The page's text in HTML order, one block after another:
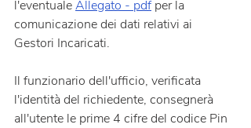
l'eventuale Allegato - pdf per la
comunicazione dei dati relativi ai
Gestori Incaricati.
Il funzionario dell'ufficio, verificata
l'identità del richiedente, consegnerà
all'utente le prime 4 cifre del codice Pin